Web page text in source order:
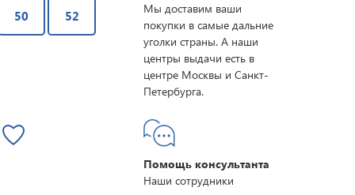
50 52
Мы доставим ваши
покупки в самые дальние
уголки страны. А наши
центры выдачи есть в
центре Москвы и Санкт-
Петербурга.
Помощь консультанта
Наши сотрудники